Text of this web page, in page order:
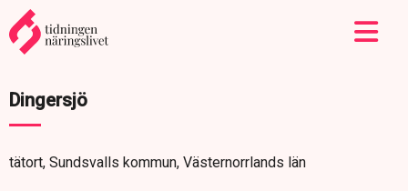
Dingersjö
tätort, Sundsvalls kommun, Västernorrlands län